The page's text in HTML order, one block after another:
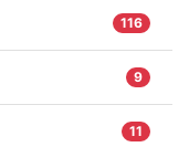
116
9
11